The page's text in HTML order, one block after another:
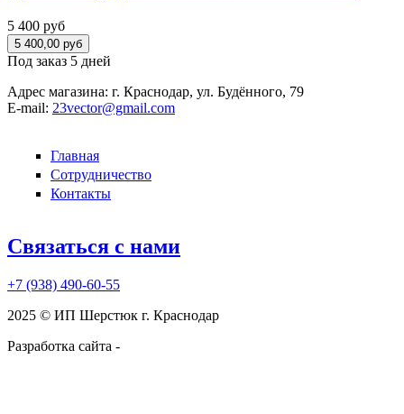
5 400 руб
Под заказ 5 дней
Адрес магазина: г. Краснодар, ул. Будённого, 79
E-mail: 23vector@gmail.com
Главная
Сотрудничество
Контакты
Связаться с нами
+7 (938) 490-60-55
2025 © ИП Шерстюк г. Краснодар
Разработка сайта -